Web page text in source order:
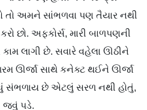
તો અમને સાંભળવા પણ તૈયાર નથી
છો. અફકોર્સ, મારી બાળપણની
લાગી છે. સવારે વહેલા ઊઠીને
ઊર્જા સાથે કનેક્ટ થઈને ઊર્જા
છે એટલું સરળ નથી હોતું,
જવું પડે.